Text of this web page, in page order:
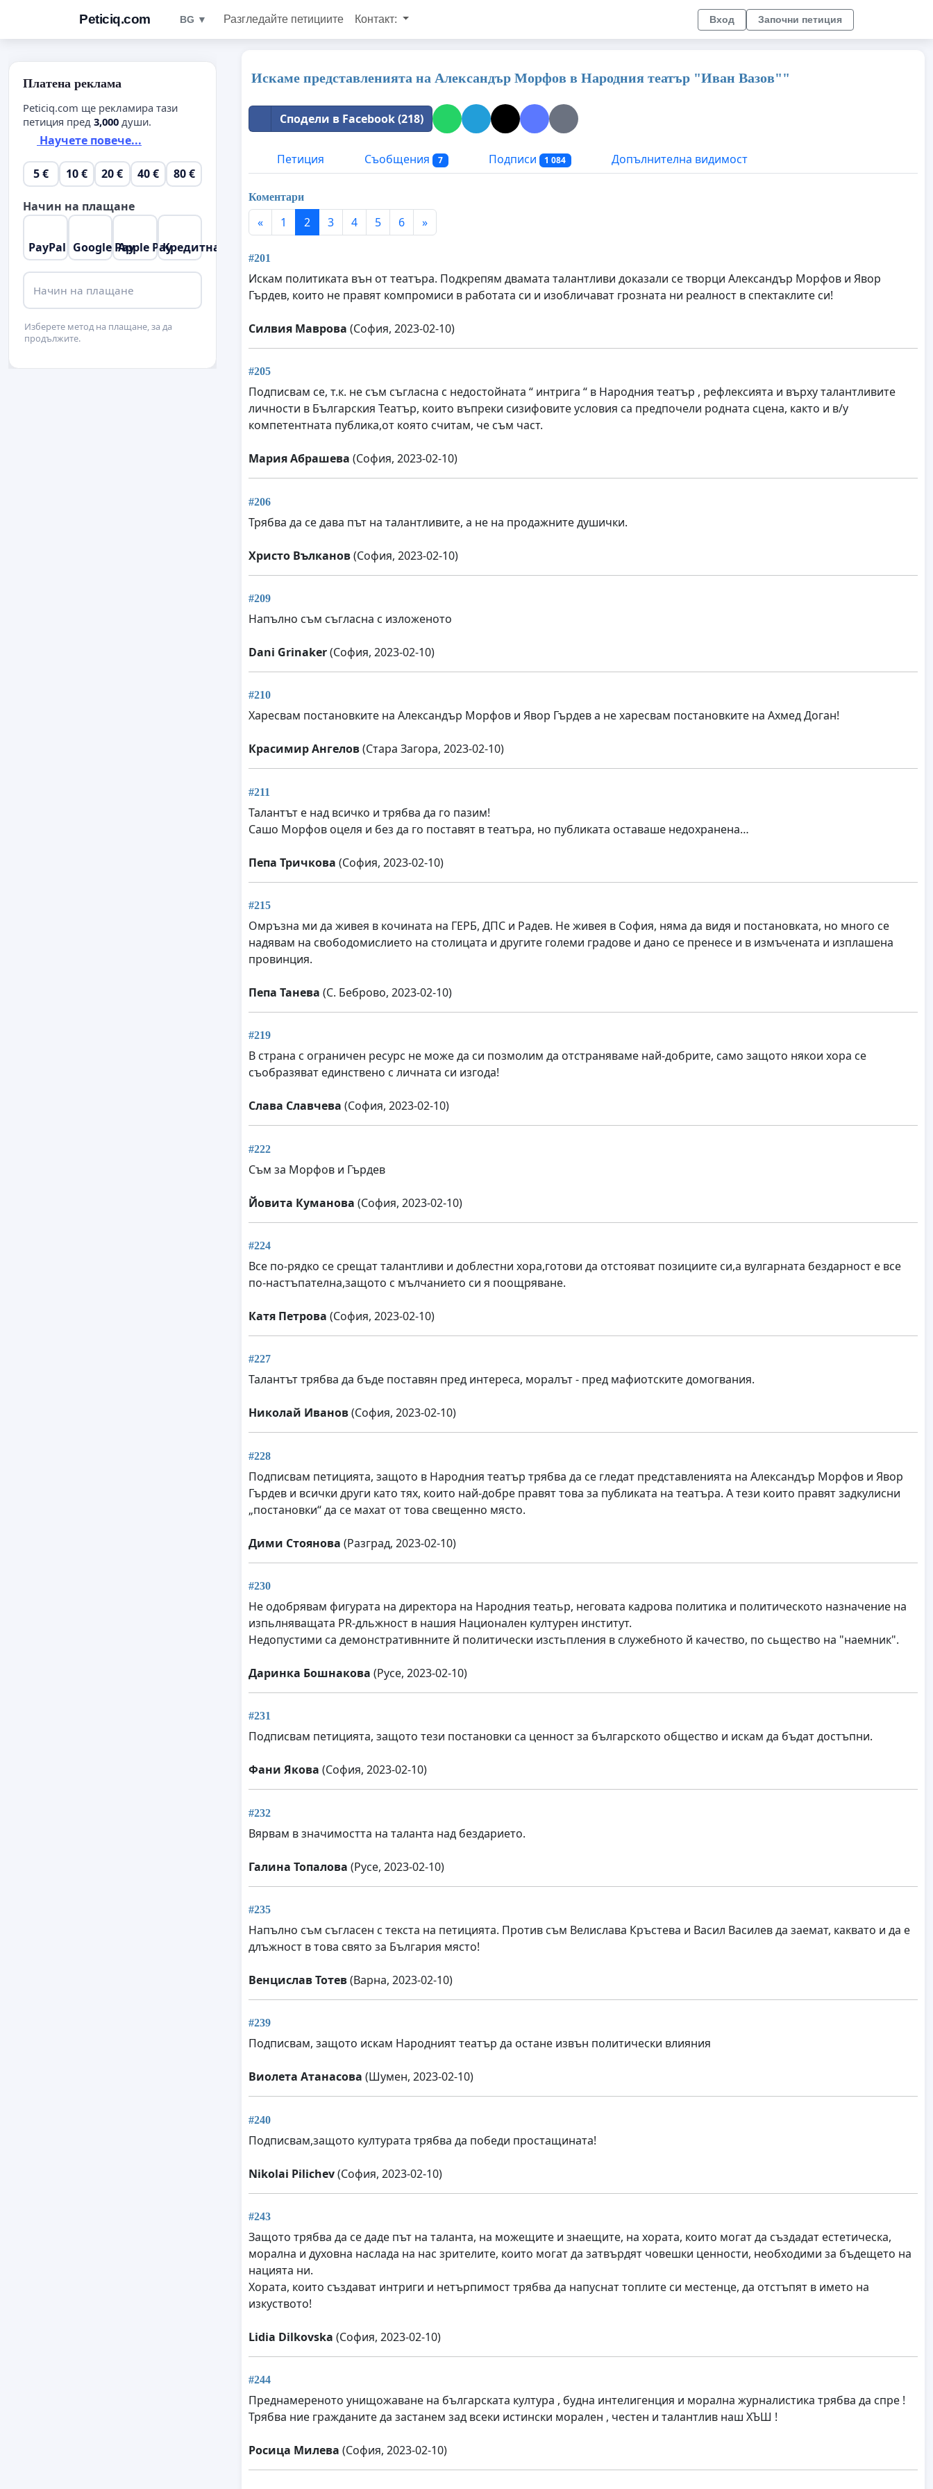
Peticiq.com BG ▼ Разгледайте петициите Контакт: Вход Започни петиция
Искаме представленията на Александър Морфов в Народния театър "Иван Вазов""
Сподели в Facebook (218)
Петиция Съобщения 7 Подписи 1 084 Допълнителна видимост
Коментари
« 1 2 3 4 5 6 »
#201
Искам политиката вън от театъра. Подкрепям двамата талантливи доказали се творци Александър Морфов и Явор
Гърдев, които не правят компромиси в работата си и изобличават грозната ни реалност в спектаклите си!
Силвия Маврова (София, 2023-02-10)
#205
Подписвам се, т.к. не съм съгласна с недостойната “ интрига “ в Народния театър , рефлексията и върху талантливите
личности в Българския Театър, които въпреки сизифовите условия са предпочели родната сцена, както и в/у
компетентната публика,от която считам, че съм част.
Mария Абрашева (София, 2023-02-10)
#206
Трябва да се дава път на талантливите, а не на продажните душички.
Христо Вълканов(София, 2023-02-10)
#209
Напълно съм съгласна с изложеното
Dani Grinaker(София, 2023-02-10)
#210
Харесвам постановките на Александър Морфов и Явор Гърдев а не харесвам постановките на Ахмед Доган!
Красимир Ангелов(Стара Загора, 2023-02-10)
#211
Талантът е над всичко и трябва да го пазим!
Сашо Морфов оцеля и без да го поставят в театъра, но публиката оставаше недохранена…
Пепа Тричкова (София, 2023-02-10)
#215
Омръзна ми да живея в кочината на ГЕРБ, ДПС и Радев. Не живея в София, няма да видя и постановката, но много се
надявам на свободомислието на столицата и другите големи градове и дано се пренесе и в измъчената и изплашена
провинция.
Пепа Танева (С. Беброво, 2023-02-10)
#219
В страна с ограничен ресурс не може да си позмолим да отстраняваме най-добрите, само защото някои хора се
съобразяват единствено с личната си изгода!
Слава Славчева (София, 2023-02-10)
#222
Съм за Морфов и Гърдев
Йовита Куманова (София, 2023-02-10)
#224
Все по-рядко се срещат талантливи и доблестни хора,готови да отстояват позициите си,а вулгарната бездарност е все
по-настъпателна,защото с мълчанието си я поощряване.
Катя Петрова (София, 2023-02-10)
#227
Талантът трябва да бъде поставян пред интереса, моралът - пред мафиотските домогвания.
Николай Иванов(София, 2023-02-10)
#228
Подписвам петицията, защото в Народния театър трябва да се гледат представленията на Александър Морфов и Явор
Гърдев и всички други като тях, които най-добре правят това за публиката на театъра. А тези които правят задкулисни
„постановки“ да се махат от това свещенно място.
Дими Стоянова (Разград, 2023-02-10)
#230
Не одобрявам фигурата на директора на Народния театьр, неговата кадрова политика и политическото назначение на
изпьлняващата PR-дльжност в нашия Национален културен институт.
Недопустими са демонстративнните й политически изстьпления в служебното й качество, по сьщество на "наемник".
Даринка Бошнакова (Русе, 2023-02-10)
#231
Подписвам петицията, защото тези постановки са ценност за българското общество и искам да бъдат достъпни.
Фани Якова (София, 2023-02-10)
#232
Вярвам в значимостта на таланта над бездарието.
Галина Топалова (Русе, 2023-02-10)
#235
Напълно съм съгласен с текста на петицията. Против съм Велислава Кръстева и Васил Василев да заемат, каквато и да е
длъжност в това свято за България място!
Венцислав Тотев(Варна, 2023-02-10)
#239
Подписвам, защото искам Народният театър да остане извън политически влияния
Виолета Атанасова (Шумен, 2023-02-10)
#240
Подписвам,защото културата трябва да победи простащината!
Nikolai Pilichev(София, 2023-02-10)
#243
Защото трябва да се даде път на таланта, на можещите и знаещите, на хората, които могат да създадат естетическа,
морална и духовна наслада на нас зрителите, които могат да затвърдят човешки ценности, необходими за бъдещето на
нацията ни.
Хората, които създават интриги и нетърпимост трябва да напуснат топлите си местенце, да отстъпят в името на
изкуството!
Lidia Dilkovska (София, 2023-02-10)
#244
Преднамереното унищожаване на българската култура , будна интелигенция и морална журналистика трябва да спре !
Трябва ние гражданите да застанем зад всеки истински морален , честен и талантлив наш ХЪШ !
Росица Милева (София, 2023-02-10)
Платена реклама
Peticiq.com ще рекламира тази
петиция пред 3,000 души.
Научете повече...
5 € 10 € 20 € 40 € 80 €
Начин на плащане
PayPal Google PayApple PayКредитна карта
Начин на плащане
Изберете метод на плащане, за да
продължите.